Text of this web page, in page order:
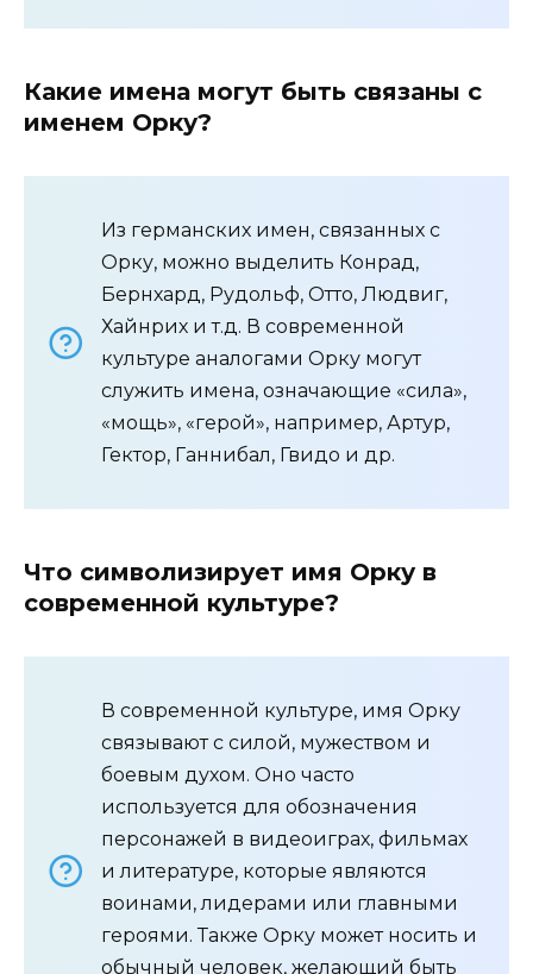
Какие имена могут быть связаны с
именем Орку?
Из германских имен, связанных с
Орку, можно выделить Конрад,
Бернхард, Рудольф, Отто, Людвиг,
Хайнрих и т.д. В современной
культуре аналогами Орку могут
служить имена, означающие «сила»,
«мощь», «герой», например, Артур,
Гектор, Ганнибал, Гвидо и др.
Что символизирует имя Орку в
современной культуре?
В современной культуре, имя Орку
связывают с силой, мужеством и
боевым духом. Оно часто
используется для обозначения
персонажей в видеоиграх, фильмах
и литературе, которые являются
воинами, лидерами или главными
героями. Также Орку может носить и
обычный человек, желающий быть